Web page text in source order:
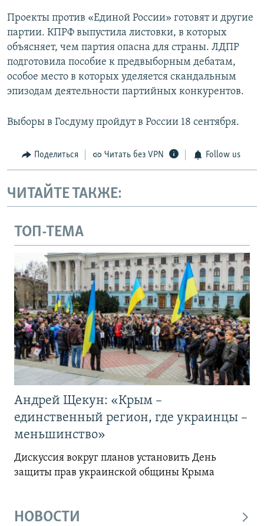
Проекты против «Единой России» готовят и другие
партии. КПРФ выпустила листовки, в которых
объясняет, чем партия опасна для страны. ЛДПР
подготовила пособие к предвыборным дебатам,
особое место в которых уделяется скандальным
эпизодам деятельности партийных конкурентов.
Выборы в Госдуму пройдут в России 18 сентября.
Поделиться Читать без VPN Follow us
ЧИТАЙТЕ ТАКЖЕ:
ТОП-ТЕМА
Андрей Щекун: «Крым –
единственный регион, где украинцы –
меньшинство»
Дискуссия вокруг планов установить День
защиты прав украинской общины Крыма
НОВОСТИ